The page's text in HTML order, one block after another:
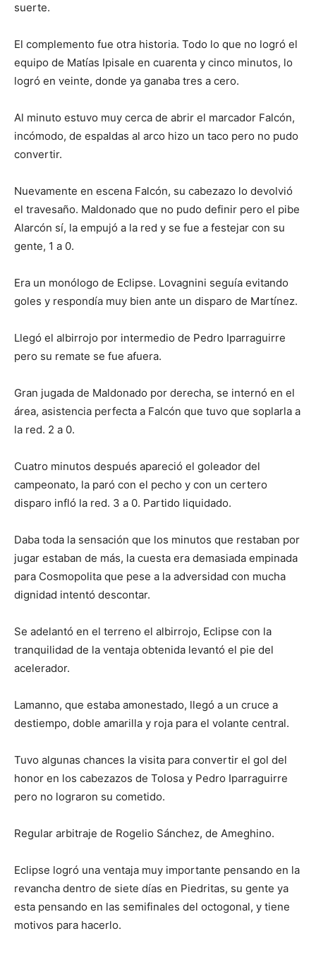
suerte.
El complemento fue otra historia. Todo lo que no logró el
equipo de Matías Ipisale en cuarenta y cinco minutos, lo
logró en veinte, donde ya ganaba tres a cero.
Al minuto estuvo muy cerca de abrir el marcador Falcón,
incómodo, de espaldas al arco hizo un taco pero no pudo
convertir.
Nuevamente en escena Falcón, su cabezazo lo devolvió
el travesaño. Maldonado que no pudo definir pero el pibe
Alarcón sí, la empujó a la red y se fue a festejar con su
gente, 1 a 0.
Era un monólogo de Eclipse. Lovagnini seguía evitando
goles y respondía muy bien ante un disparo de Martínez.
Llegó el albirrojo por intermedio de Pedro Iparraguirre
pero su remate se fue afuera.
Gran jugada de Maldonado por derecha, se internó en el
área, asistencia perfecta a Falcón que tuvo que soplarla a
la red. 2 a 0.
Cuatro minutos después apareció el goleador del
campeonato, la paró con el pecho y con un certero
disparo infló la red. 3 a 0. Partido liquidado.
Daba toda la sensación que los minutos que restaban por
jugar estaban de más, la cuesta era demasiada empinada
para Cosmopolita que pese a la adversidad con mucha
dignidad intentó descontar.
Se adelantó en el terreno el albirrojo, Eclipse con la
tranquilidad de la ventaja obtenida levantó el pie del
acelerador.
Lamanno, que estaba amonestado, llegó a un cruce a
destiempo, doble amarilla y roja para el volante central.
Tuvo algunas chances la visita para convertir el gol del
honor en los cabezazos de Tolosa y Pedro Iparraguirre
pero no lograron su cometido.
Regular arbitraje de Rogelio Sánchez, de Ameghino.
Eclipse logró una ventaja muy importante pensando en la
revancha dentro de siete días en Piedritas, su gente ya
esta pensando en las semifinales del octogonal, y tiene
motivos para hacerlo.